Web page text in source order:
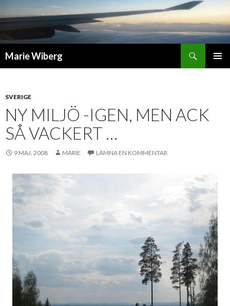
Marie Wiberg
SVERIGE
NY MILJÖ -IGEN, MEN ACK
SÅ VACKERT …
9 MAJ, 2008 MARIE LÄMNA EN KOMMENTAR